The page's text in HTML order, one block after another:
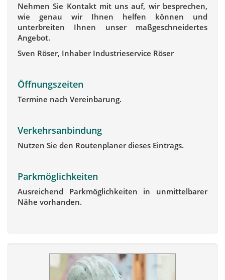
Nehmen Sie Kontakt mit uns auf, wir besprechen,
wie genau wir Ihnen helfen können und
unterbreiten Ihnen unser maßgeschneidertes
Angebot.
Sven Röser, Inhaber Industrieservice Röser
Öffnungszeiten
Termine nach Vereinbarung.
Verkehrsanbindung
Nutzen Sie den Routenplaner dieses Eintrags.
Parkmöglichkeiten
Ausreichend Parkmöglichkeiten in unmittelbarer
Nähe vorhanden.